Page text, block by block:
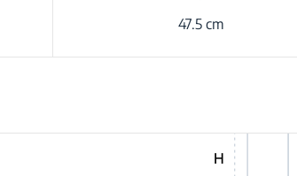
47.5 cm
H